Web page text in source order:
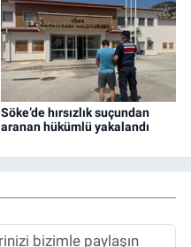
Söke’de hırsızlık suçundan
aranan hükümlü yakalandı